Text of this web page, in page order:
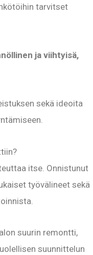
tarvitset
ja viihtyisä,
sekä ideoita
itse. Onnistunut
työvälineet sekä
suurin remontti,
suunnittelun